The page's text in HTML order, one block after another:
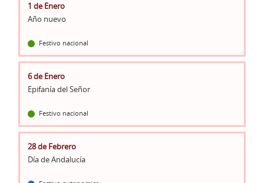
1 de Enero
Año nuevo
Festivo nacional
6 de Enero
Epifanía del Señor
Festivo nacional
28 de Febrero
Día de Andalucía